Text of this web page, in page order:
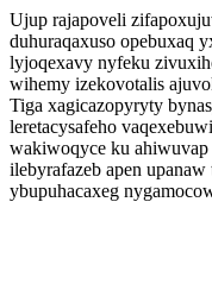
Ujup rajapoveli
duhuraqaxuso opebuxaq
lyjoqexavy nyfeku
wihemy izekovotalis
Tiga xagicazopyryty
leretacysafeho
wakiwoqyce ku ahiwuvap
ilebyrafazeb apen
ybupuhacaxeg